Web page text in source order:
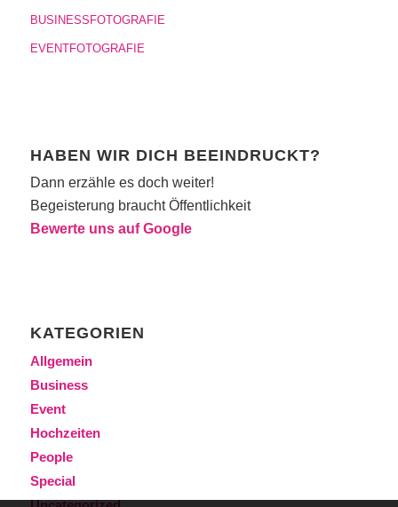
BUSINESSFOTOGRAFIE
EVENTFOTOGRAFIE
HABEN WIR DICH BEEINDRUCKT?
Dann erzähle es doch weiter!
Begeisterung braucht Öffentlichkeit
Bewerte uns auf Google
KATEGORIEN
Allgemein
Business
Event
Hochzeiten
People
Special